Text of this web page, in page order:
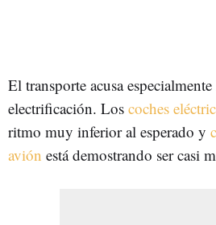
El transporte acusa
electrificación. Los coches
ritmo muy inferior al esperado y
avión está demostrando ser casi